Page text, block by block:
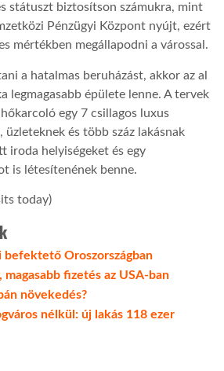
státuszt biztosítson számukra, mint
Pénzügyi Központ nyújt, ezért
mértékben megállapodni a várossal.
a hatalmas beruházást, akkor az al
legmagasabb épülete lenne. A tervek
egy 7 csillagos luxus
üzleteknek és több száz lakásnak
iroda helyiségeket és egy
is létesítenének benne.
today)
befektető Oroszországban
magasabb fizetés az USA-ban
növekedés?
nélkül: új lakás 118 ezer